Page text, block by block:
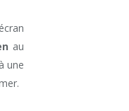
au
une